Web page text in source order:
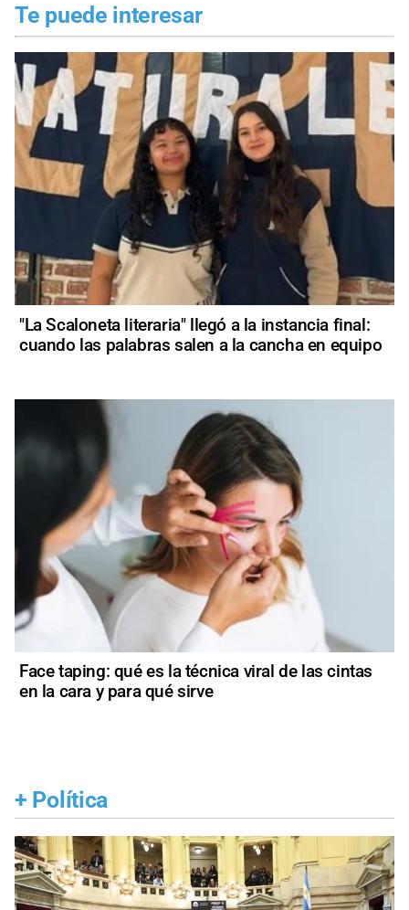
Te puede interesar
"La Scaloneta literaria" llegó a la instancia final:
cuando las palabras salen a la cancha en equipo
Face taping: qué es la técnica viral de las cintas
en la cara y para qué sirve
+ Política